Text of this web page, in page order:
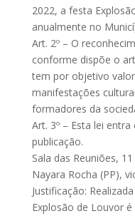
2022, a festa
anualmente no
Art. 2º – O
conforme dispõe o
tem por objetivo
manifestações
formadores da
Art. 3º – Esta lei
publicação.
Sala das Reuniões,
Nayara Rocha (PP),
Justificação:
Explosão de Louvor